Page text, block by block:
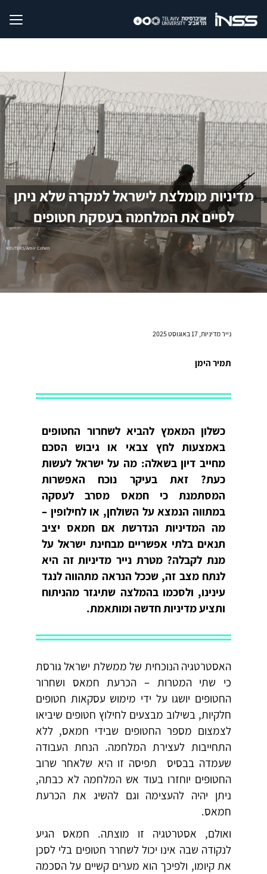
מדיניות מומלצת לישראל למקרה שלא ניתן
לסיים את המלחמה בעסקת חטופים
REUTERS/Amir Cohen
נייר מדיניות, 17 באוגוסט 2025
תמיר הימן
כשלון המאמץ להביא לשחרור החטופים
באמצעות לחץ צבאי או גיבוש הסכם
מחייב דיון בשאלה: מה על ישראל לעשות
כעת? זאת בעיקר נוכח האפשרות
המסתמנת כי חמאס מסרב לעסקה
במתווה הנמצא על השולחן, או לחילופין –
מה המדיניות הנדרשת אם חמאס יציב
תנאים בלתי אפשריים מבחינת ישראל על
מנת לקבלה? מטרת נייר מדיניות זה היא
לנתח מצב זה, שככל הנראה מתהווה לנגד
עינינו, ולסכמו בהמלצה שתיגזר מהניתוח
ותציע מדיניות חדשה ומותאמת.
האסטרטגיה הנוכחית של ממשלת ישראל גורסת
כי שתי המטרות – הכרעת חמאס ושחרור
החטופים יושגו על ידי מימוש עסקאות חטופים
חלקיות, בשילוב מבצעים לחילוץ חטופים שיביאו
לצמצום מספר החטופים שבידי חמאס, ללא
התחייבות לעצירת המלחמה. הנחת העבודה
שעמדה בבסיס תפיסה זו היא שלאחר שרוב
החטופים יוחזרו בעוד אש המלחמה לא כבתה,
ניתן יהיה להעצימה וגם להשיג את הכרעת
חמאס.
ואולם, אסטרטגיה זו מוצתה. חמאס הגיע
לנקודה שבה אינו יכול לשחרר חטופים בלי לסכן
את קיומו, ולפיכך הוא מערים קשיים על הסכמה